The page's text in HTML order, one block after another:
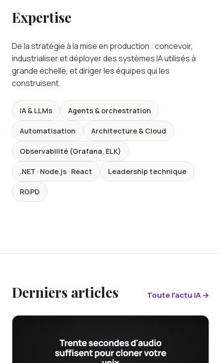
Expertise
De la stratégie à la mise en production : concevoir,
industrialiser et déployer des systèmes IA utilisés à
grande échelle, et diriger les équipes qui les
construisent.
IA & LLMs Agents & orchestration
Automatisation Architecture & Cloud
Observabilité (Grafana, ELK)
.NET · Node.js · React Leadership technique
RGPD
Derniers articles Toute l'actu IA →